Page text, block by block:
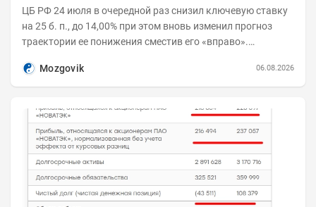
ЦБ РФ 24 июля в очередной раз снизил ключевую ставку
на 25 б. п., до 14,00% при этом вновь изменил прогноз
траектории ее понижения сместив его «вправо».
Mozgovik
06.08.2026